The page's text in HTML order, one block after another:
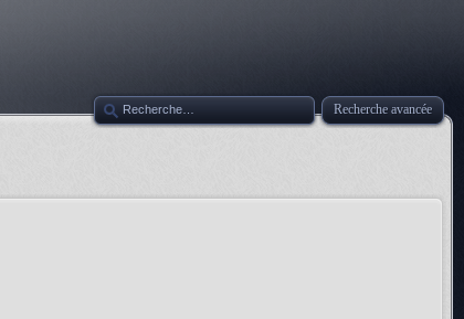
Recherche avancée